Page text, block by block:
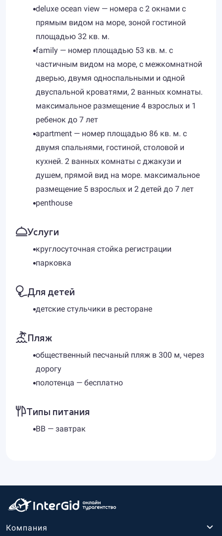
deluxe ocean view — номера с 2 окнами с
прямым видом на море, зоной гостиной
площадью 32 кв. м.
family — номер площадью 53 кв. м. с
частичным видом на море, с межкомнатной
дверью, двумя односпальными и одной
двуспальной кроватями, 2 ванных комнаты.
максимальное размещение 4 взрослых и 1
ребенок до 7 лет
apartment — номер площадью 86 кв. м. с
двумя спальнями, гостиной, столовой и
кухней. 2 ванных комнаты с джакузи и
душем, прямой вид на море. максимальное
размещение 5 взрослых и 2 детей до 7 лет
penthouse
Услуги
круглосуточная стойка регистрации
парковка
Для детей
детские стульчики в ресторане
Пляж
общественный песчаный пляж в 300 м, через
дорогу
полотенца — бесплатно
Типы питания
BB — завтрак
Компания